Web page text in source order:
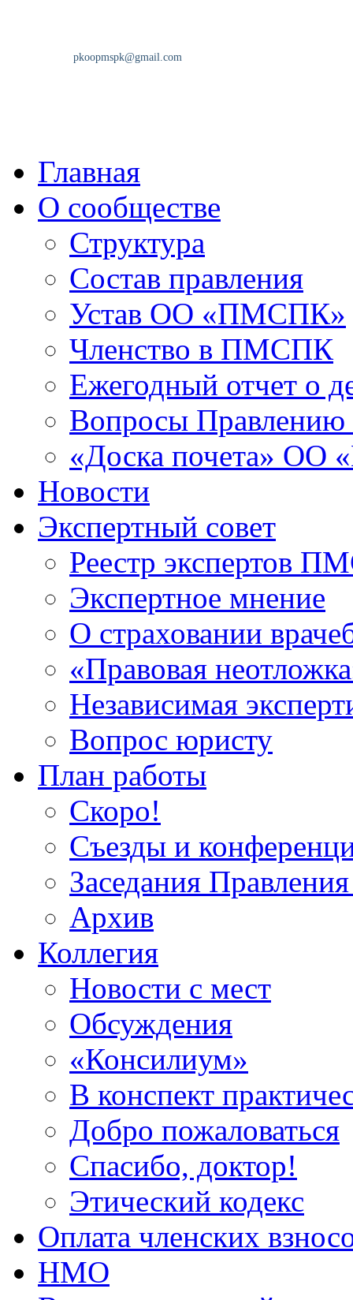
Главная
О сообществе
Структура
Состав правления
Устав ОО «ПМСПК»
Членство в ПМСПК
Ежегодный отчет о
Вопросы
«Доска почета»
Новости
Экспертный совет
Реестр экспертов
Экспертное мнение
О страховании
«Правовая
Независимая
Вопрос юристу
План работы
Скоро!
Съезды и
Заседания
Архив
Коллегия
Новости с мест
Обсуждения
«Консилиум»
В конспект
Добро пожаловаться
Спасибо, доктор!
Этический кодекс
Оплата членских
НМО